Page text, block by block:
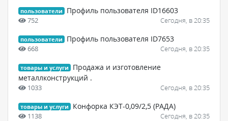
пользователи Профиль пользователя ID16603
752 Сегодня, в 20:35
пользователи Профиль пользователя ID7653
668 Сегодня, в 20:35
товары и услуги
Продажа и изготовление
металлконструкций .
1033 Сегодня, в 20:35
товары и услуги Конфорка КЭТ-0,09/2,5 (РАДА)
1138 Сегодня, в 20:35